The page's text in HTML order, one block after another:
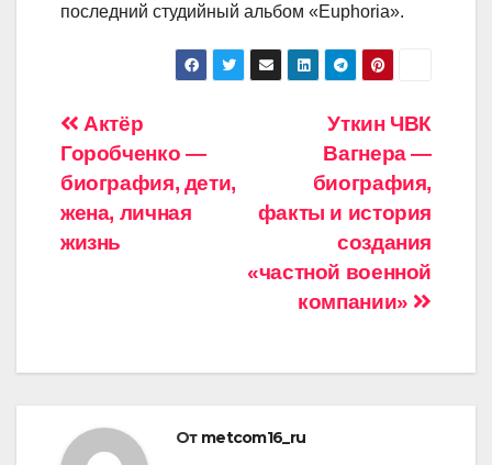
последний студийный альбом «Euphoria».
Навигация
по
записям
Уткин ЧВК
Вагнера —
биография,
факты и история
создания
«частной военной
компании»
Актёр
Горобченко —
биография, дети,
жена, личная
жизнь
От metcom16_ru